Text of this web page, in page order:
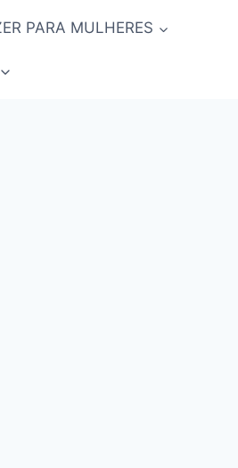
PARA MULHERES